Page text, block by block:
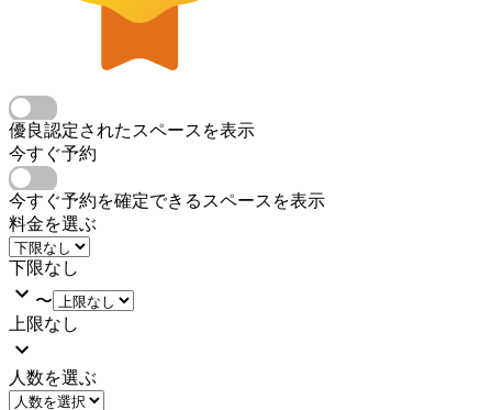
優良認定されたスペースを表示
今すぐ予約
今すぐ予約を確定できるスペースを表示
料金を選ぶ
下限なし
〜
上限なし
人数を選ぶ